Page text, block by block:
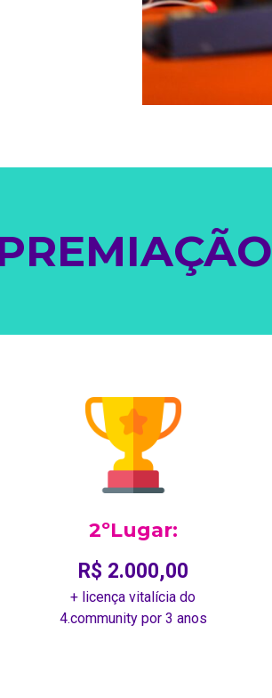
2ºLugar:
R$ 2.000,00
+ licença vitalícia do
4.community por 3 anos